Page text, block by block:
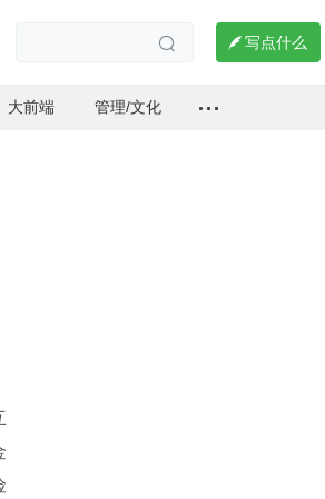
  写点什么
大前端 管理/文化